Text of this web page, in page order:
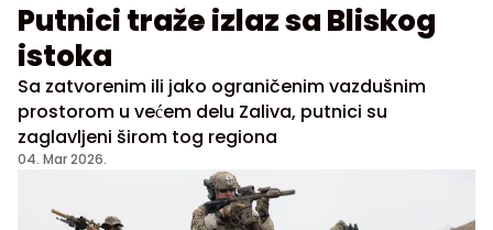
Putnici traže izlaz sa Bliskog
istoka
Sa zatvorenim ili jako ograničenim vazdušnim
prostorom u većem delu Zaliva, putnici su
zaglavljeni širom tog regiona
04. Mar 2026.